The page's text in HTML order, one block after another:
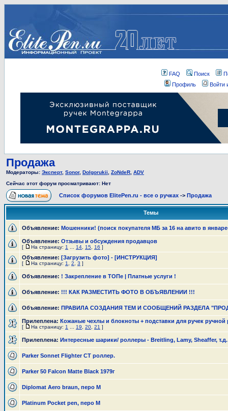
FAQ Поиск
Профиль
Войти
Продажа
Модераторы: Эксперт, Sonor, Dolgorukii ZoNdeR ADV
Сейчас этот форум просматривают: Нет
Список форумов ElitePen.ru - все о ручках -> Продажа
Темы
Объявление: Мошенники! (поиск покупателя МБ за 16 на авито в
Объявление: Отзывы и обсуждения продавцов
[ На страницу: 1 14 15 16 ]
Объявление: [Загрузить фото] - [ИНСТРУКЦИЯ]
[ На страницу: 1 2 3 ]
Объявление: ! Закрепление в ТОПе | Платные услуги !
Объявление: !!! КАК РАЗМЕСТИТЬ ФОТО В ОБЪЯВЛЕНИИ !!!
Объявление: ПРАВИЛА СОЗДАНИЯ ТЕМ И СООБЩЕНИЙ РАЗДЕЛА
Прилеплена: Кожаные чехлы и блокноты + подставки для ручек ручной
[ На страницу: 1 19 20 21 ]
Прилеплена: Интересные шарики/ роллеры - Breitling, Lamy, Sheaffer, т.д.
Parker Sonnet Flighter CT роллер.
Parker 50 Falcon Matte Black 1979г
Diplomat Aero braun, перо М
Platinum Pocket pen, перо M